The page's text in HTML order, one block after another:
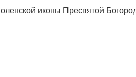
иконы Пресвятой